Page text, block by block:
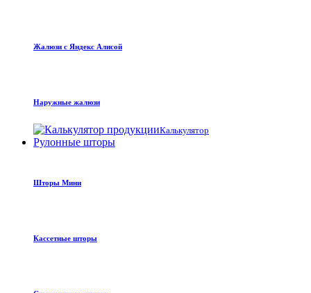
Жалюзи с Яндекс Алисой
Наружные жалюзи
Калькулятор
Рулонные шторы
Шторы Мини
Кассетные шторы